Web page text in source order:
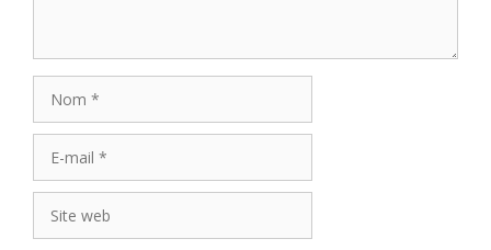
mail
web